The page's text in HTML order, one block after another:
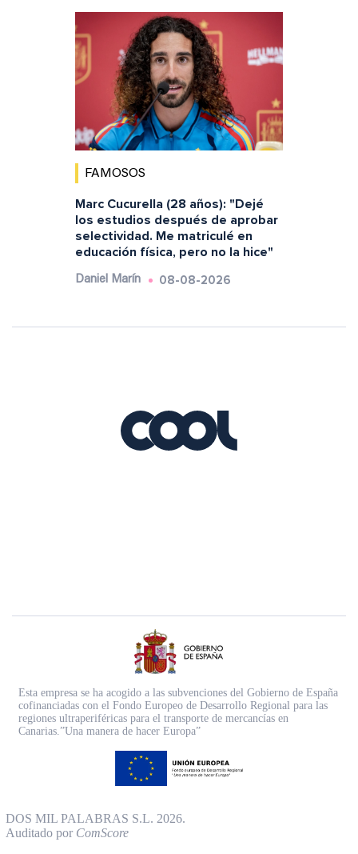
FAMOSOS
Marc Cucurella (28 años): "Dejé
los estudios después de aprobar
selectividad. Me matriculé en
educación física, pero no la hice"
Daniel Marín 08-08-2026
Esta empresa se ha acogido a las subvenciones del Gobierno de España
cofinanciadas con el Fondo Europeo de Desarrollo Regional para las
regiones ultraperiféricas para el transporte de mercancías en
Canarias.”Una manera de hacer Europa”
DOS MIL PALABRAS S.L. 2026.
Auditado por ComScore